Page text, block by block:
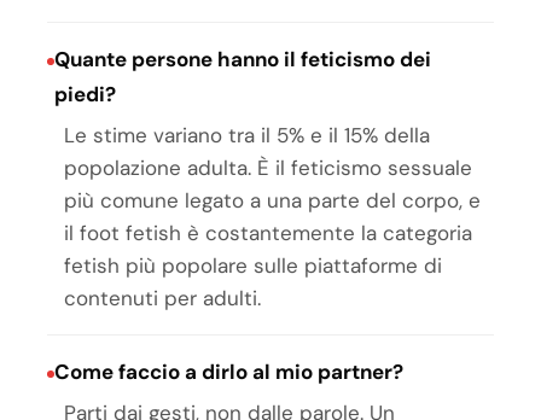
Quante persone hanno il feticismo dei
piedi?
Le stime variano tra il 5% e il 15% della
popolazione adulta. È il feticismo sessuale
più comune legato a una parte del corpo, e
il foot fetish è costantemente la categoria
fetish più popolare sulle piattaforme di
contenuti per adulti.
Come faccio a dirlo al mio partner?
Parti dai gesti, non dalle parole. Un